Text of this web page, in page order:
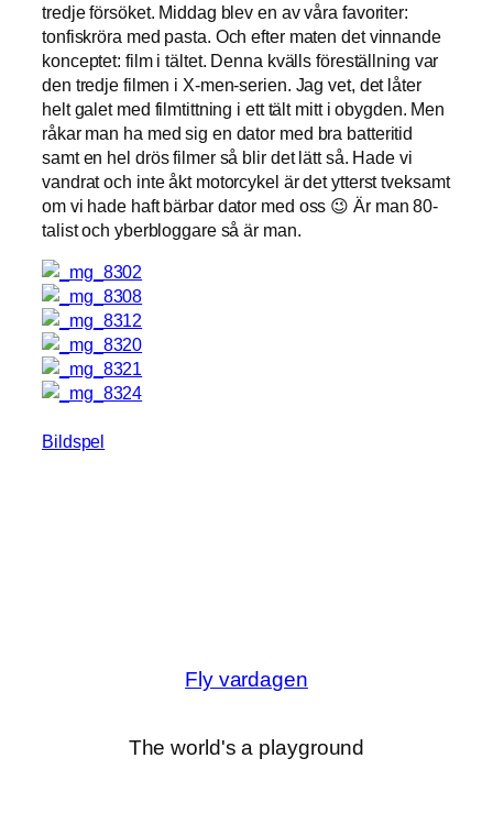
tredje försöket. Middag blev en av våra favoriter:
tonfiskröra med pasta. Och efter maten det vinnande
konceptet: film i tältet. Denna kvälls föreställning var
den tredje filmen i X-men-serien. Jag vet, det låter
helt galet med filmtittning i ett tält mitt i obygden. Men
råkar man ha med sig en dator med bra batteritid
samt en hel drös filmer så blir det lätt så. Hade vi
vandrat och inte åkt motorcykel är det ytterst tveksamt
om vi hade haft bärbar dator med oss 😉 Är man 80-
talist och yberbloggare så är man.
Bildspel
Fly vardagen
The world's a playground